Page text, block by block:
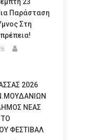
Παράσταση
Στη
2026
ΝΕΑΣ
ΦΕΣΤΙΒΑΛ